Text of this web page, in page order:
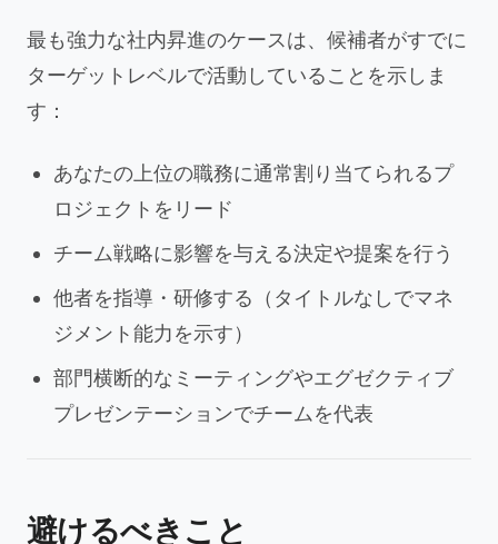
最も強力な社内昇進のケースは、候補者がすでに
ターゲットレベルで活動していることを示しま
す：
あなたの上位の職務に通常割り当てられるプ
ロジェクトをリード
チーム戦略に影響を与える決定や提案を行う
他者を指導・研修する（タイトルなしでマネ
ジメント能力を示す）
部門横断的なミーティングやエグゼクティブ
プレゼンテーションでチームを代表
避けるべきこと